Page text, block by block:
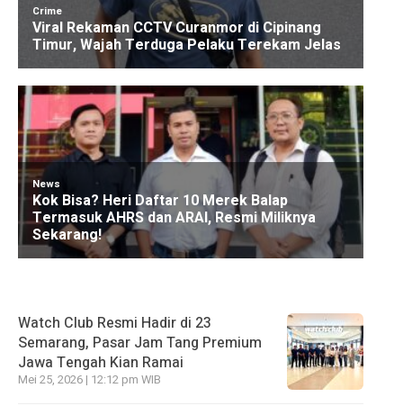
Watch Club Resmi Hadir di 23
Semarang, Pasar Jam Tang Premium
Jawa Tengah Kian Ramai
Mei 25, 2026 | 12:12 pm WIB